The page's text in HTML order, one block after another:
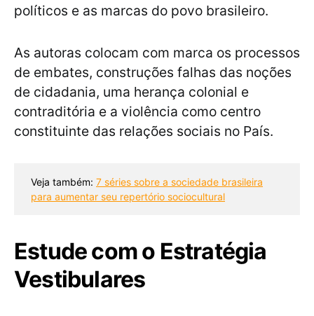
políticos e as marcas do povo brasileiro.
As autoras colocam com marca os processos
de embates, construções falhas das noções
de cidadania, uma herança colonial e
contraditória e a violência como centro
constituinte das relações sociais no País.
Veja também: 7 séries sobre a sociedade brasileira
para aumentar seu repertório sociocultural
Estude com o Estratégia
Vestibulares